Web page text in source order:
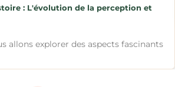
: L'évolution de la perception et
allons explorer des aspects fascinants